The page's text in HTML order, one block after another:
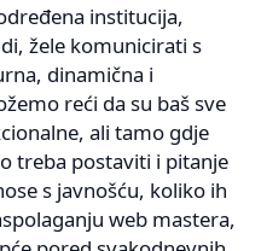
institucija,
žele komunicirati s
dinamična i
reći da su baš sve
ali tamo gdje
treba postaviti i pitanje
s javnošću, koliko ih
web mastera,